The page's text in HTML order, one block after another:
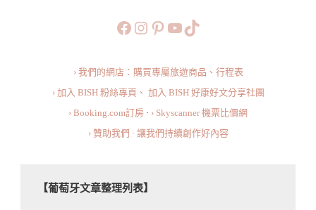
服
How
To
Get
To
https://www.facebook.com/
https://
https://
旅行美食小短片TikTok
› 我們的網店：購買專屬旅遊商品、行程表
› 加入 BISH 粉絲專頁、 加入 BISH 好康好文分享社團
› Booking.com訂房 · › Skyscanner 機票比價網
› 贊助我們 · 讓我們持續創作好內容
【葡萄牙文章整理列表】